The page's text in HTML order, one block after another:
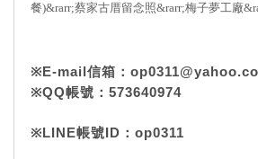
餐)&rarr;蔡家古厝留念照&rarr;梅子夢工廠
※ E-mail 信箱：
※QQ帳號： 573640974
※ LINE帳號 ID ： op0311